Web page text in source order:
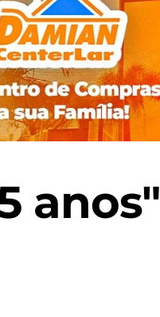
anos"